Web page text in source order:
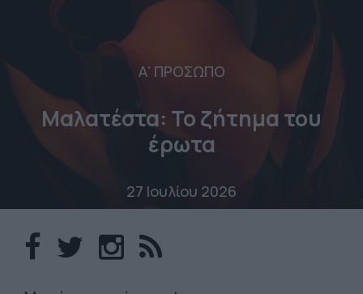
Α' ΠΡΟΣΩΠΟ
Μαλατέστα: Το ζήτημα του
έρωτα
27 Ιουλίου 2026